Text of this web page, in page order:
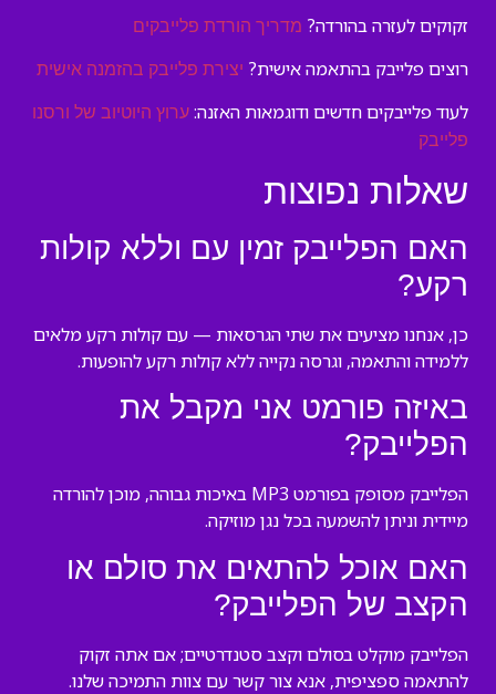
זקוקים לעזרה בהורדה? מדריך הורדת פלייבקים
רוצים פלייבק בהתאמה אישית? יצירת פלייבק בהזמנה אישית
לעוד פלייבקים חדשים ודוגמאות האזנה: ערוץ היוטיוב של ורסנו
פלייבק
שאלות נפוצות
האם הפלייבק זמין עם וללא קולות
רקע?
כן, אנחנו מציעים את שתי הגרסאות — עם קולות רקע מלאים
ללמידה והתאמה, וגרסה נקייה ללא קולות רקע להופעות.
באיזה פורמט אני מקבל את
הפלייבק?
הפלייבק מסופק בפורמט MP3 באיכות גבוהה, מוכן להורדה
מיידית וניתן להשמעה בכל נגן מוזיקה.
האם אוכל להתאים את סולם או
הקצב של הפלייבק?
הפלייבק מוקלט בסולם וקצב סטנדרטיים; אם אתה זקוק
להתאמה ספציפית, אנא צור קשר עם צוות התמיכה שלנו.